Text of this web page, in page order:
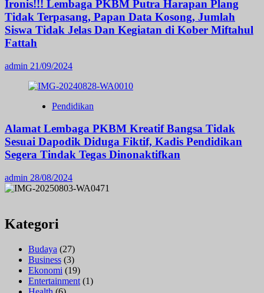
Ironis!!! Lembaga PKBM Putra Harapan Plang
Tidak Terpasang, Papan Data Kosong, Jumlah
Siswa Tidak Jelas Dan Kegiatan di Kober Miftahul
Fattah
admin 21/09/2024
Pendidikan
Alamat Lembaga PKBM Kreatif Bangsa Tidak
Sesuai Dapodik Diduga Fiktif, Kadis Pendidikan
Segera Tindak Tegas Dinonaktifkan
admin 28/08/2024
Kategori
Budaya (27)
Business (3)
Ekonomi (19)
Entertainment (1)